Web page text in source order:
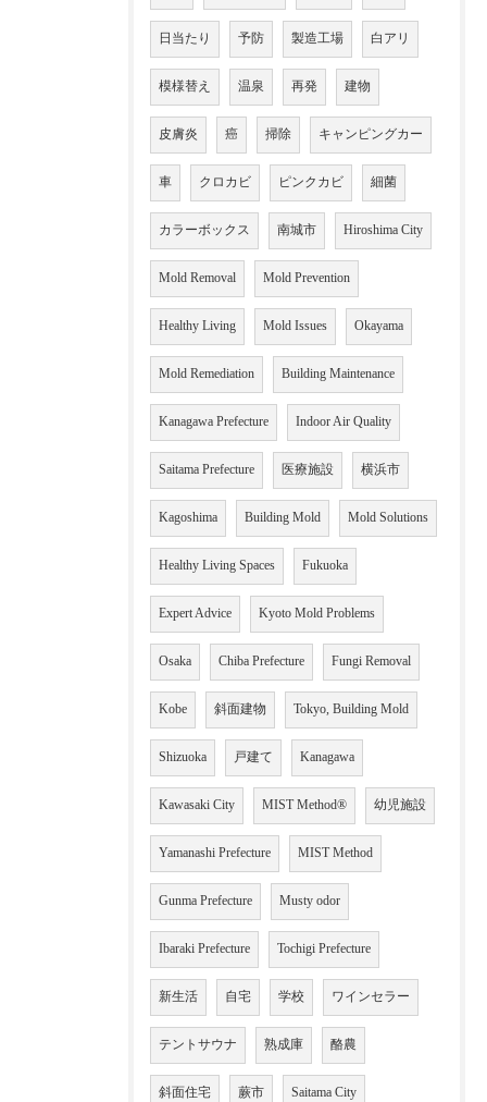
日当たり 予防 製造工場 白アリ
模様替え 温泉 再発 建物
皮膚炎 癌 掃除 キャンピングカー
車 クロカビ ピンクカビ 細菌
カラーボックス 南城市 Hiroshima City
Mold Removal Mold Prevention
Healthy Living Mold Issues Okayama
Mold Remediation Building Maintenance
Kanagawa Prefecture Indoor Air Quality
Saitama Prefecture 医療施設 横浜市
Kagoshima Building Mold Mold Solutions
Healthy Living Spaces Fukuoka
Expert Advice Kyoto Mold Problems
Osaka Chiba Prefecture Fungi Removal
Kobe 斜面建物 Tokyo, Building Mold
Shizuoka 戸建て Kanagawa
Kawasaki City MIST Method® 幼児施設
Yamanashi Prefecture MIST Method
Gunma Prefecture Musty odor
Ibaraki Prefecture Tochigi Prefecture
新生活 自宅 学校 ワインセラー
テントサウナ 熟成庫 酪農
斜面住宅 蕨市 Saitama City